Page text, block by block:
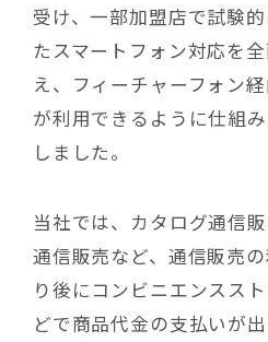
受け、一部加盟店で試験
たスマートフォン対応を
え、フィーチャーフォン
が利用できるように仕組
しました。
当社では、カタログ通信
通信販売など、通信販売
り後にコンビニエンスス
どで商品代金の支払いが